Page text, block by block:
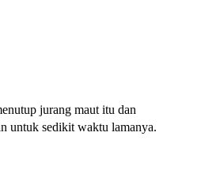
jurang maut itu dan
untuk sedikit waktu lamanya.